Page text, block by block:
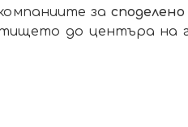
за
до центъра на